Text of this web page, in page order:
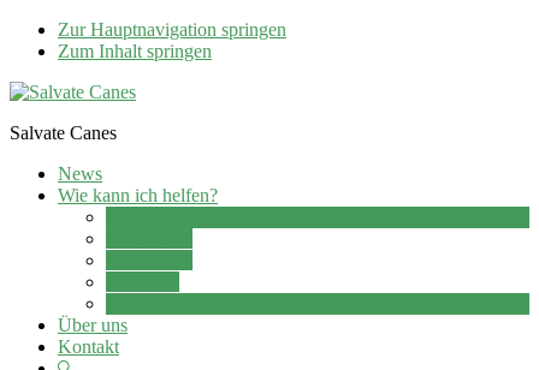
Zur Hauptnavigation springen
Zum Inhalt springen
Salvate Canes
News
Wie kann ich helfen?
Über uns
Kontakt